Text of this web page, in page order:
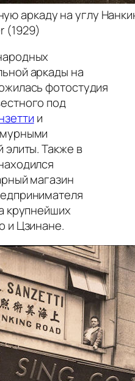
аркаду на углу
(1929)
аркады на
фотостудия
под
и
элиты. Также в
магазин
крупнейших
и Цзинане.